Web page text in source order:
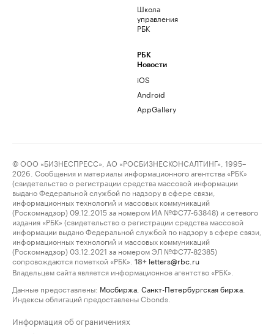
Школа
управления
РБК
РБК
Новости
iOS
Android
AppGallery
© ООО «БИЗНЕСПРЕСС», АО «РОСБИЗНЕСКОНСАЛТИНГ», 1995–
2026. Сообщения и материалы информационного агентства «РБК»
(свидетельство о регистрации средства массовой информации
выдано Федеральной службой по надзору в сфере связи,
информационных технологий и массовых коммуникаций
(Роскомнадзор) 09.12.2015 за номером ИА №ФС77-63848) и сетевого
издания «РБК» (свидетельство о регистрации средства массовой
информации выдано Федеральной службой по надзору в сфере связи,
информационных технологий и массовых коммуникаций
(Роскомнадзор) 03.12.2021 за номером ЭЛ №ФС77-82385)
сопровождаются пометкой «РБК».
18+ letters@rbc.ru
Владельцем сайта является информационное агентство «РБК».
Данные предоставлены: Мосбиржа Санкт-Петербургская биржа
Индексы облигаций предоставлены Cbonds.
Информация об ограничениях